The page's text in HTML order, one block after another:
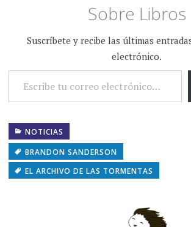
Sobre Libros
Suscríbete y recibe las últimas
electrónico.
ESCRIBE TU CORREO ELECTRÓNICO…
NOTICIAS
BRANDON SANDERSON
EL ARCHIVO DE LAS TORMENTAS